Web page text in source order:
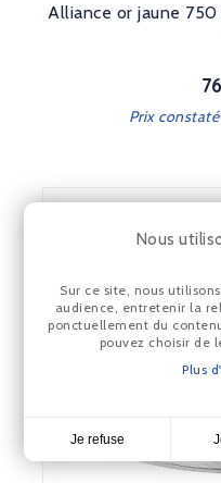
Alliance or jaune
Prix
Nous
Sur ce site, nous
audience, entretenir la
ponctuellement du
pouvez choisir de
Plus
Je refuse